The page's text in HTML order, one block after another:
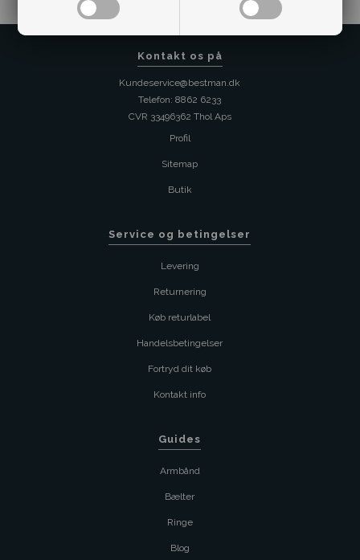
Kontakt os på
Kundeservice@bestman.dk
Telefon: 8862 6233
CVR 33496362 Thol Aps
Profil
Sitemap
Butik
Service og betingelser
Levering
Returnering
Køb returlabel
Handelsbetingelser
Fortryd dit køb
Kontakt info
Guides
Armbånd
Bælter
Ringe
Blog